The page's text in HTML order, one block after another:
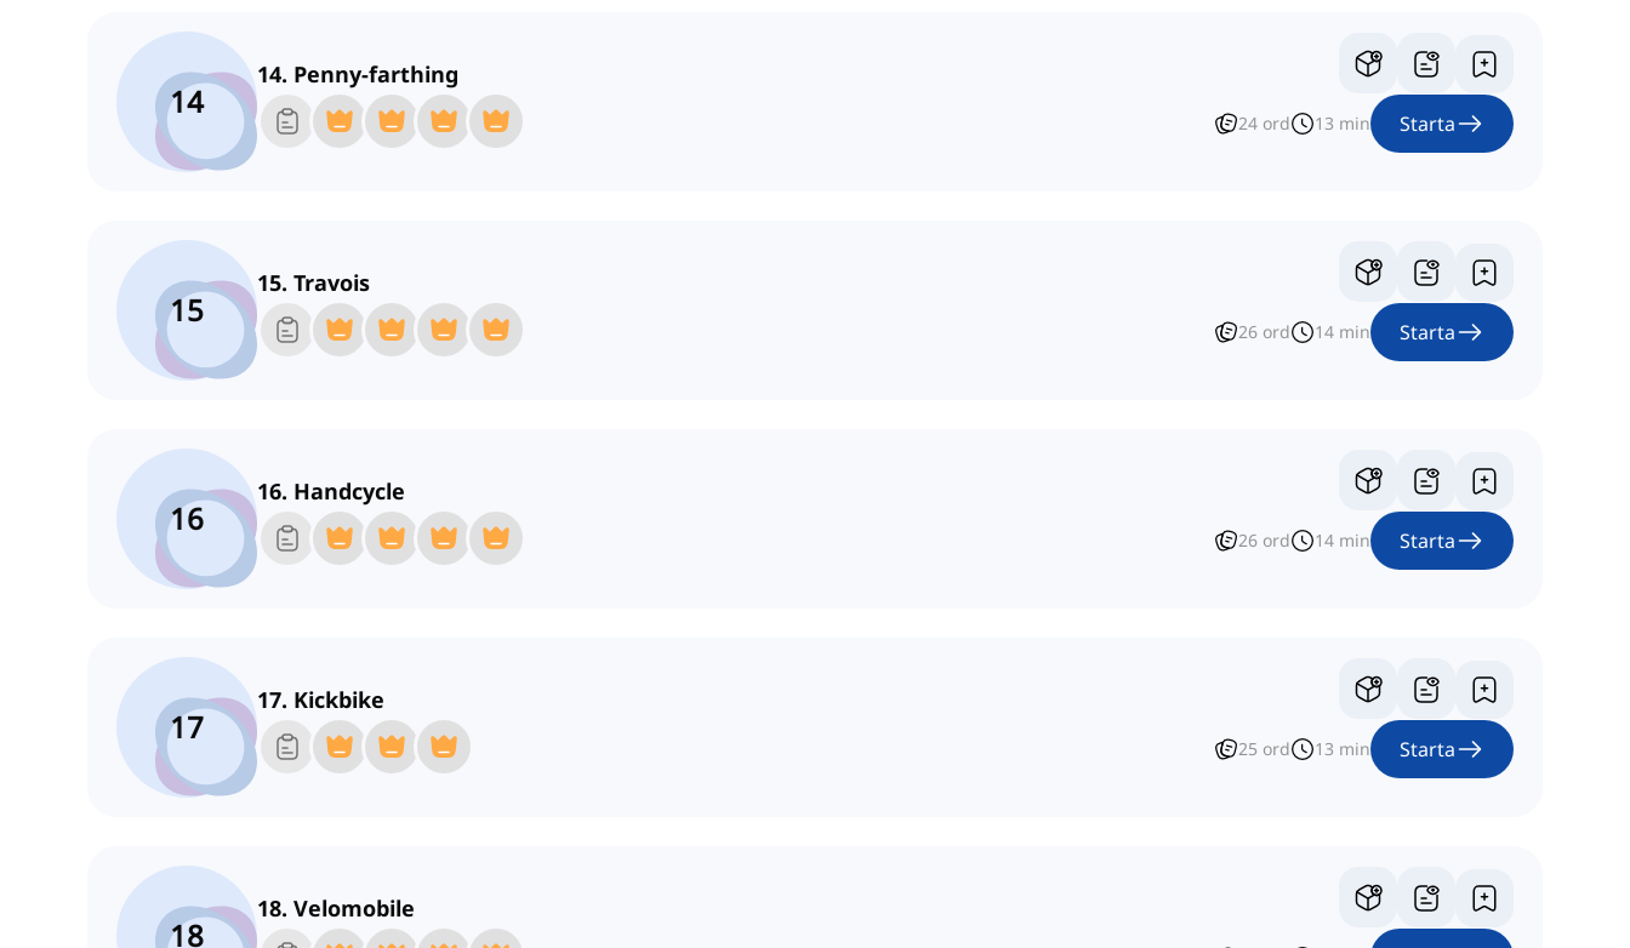
14
14. Penny-farthing
24 ord 13 min Starta
15
15. Travois
26 ord 14 min Starta
16
16. Handcycle
26 ord 14 min Starta
17
17. Kickbike
25 ord 13 min Starta
18
18. Velomobile